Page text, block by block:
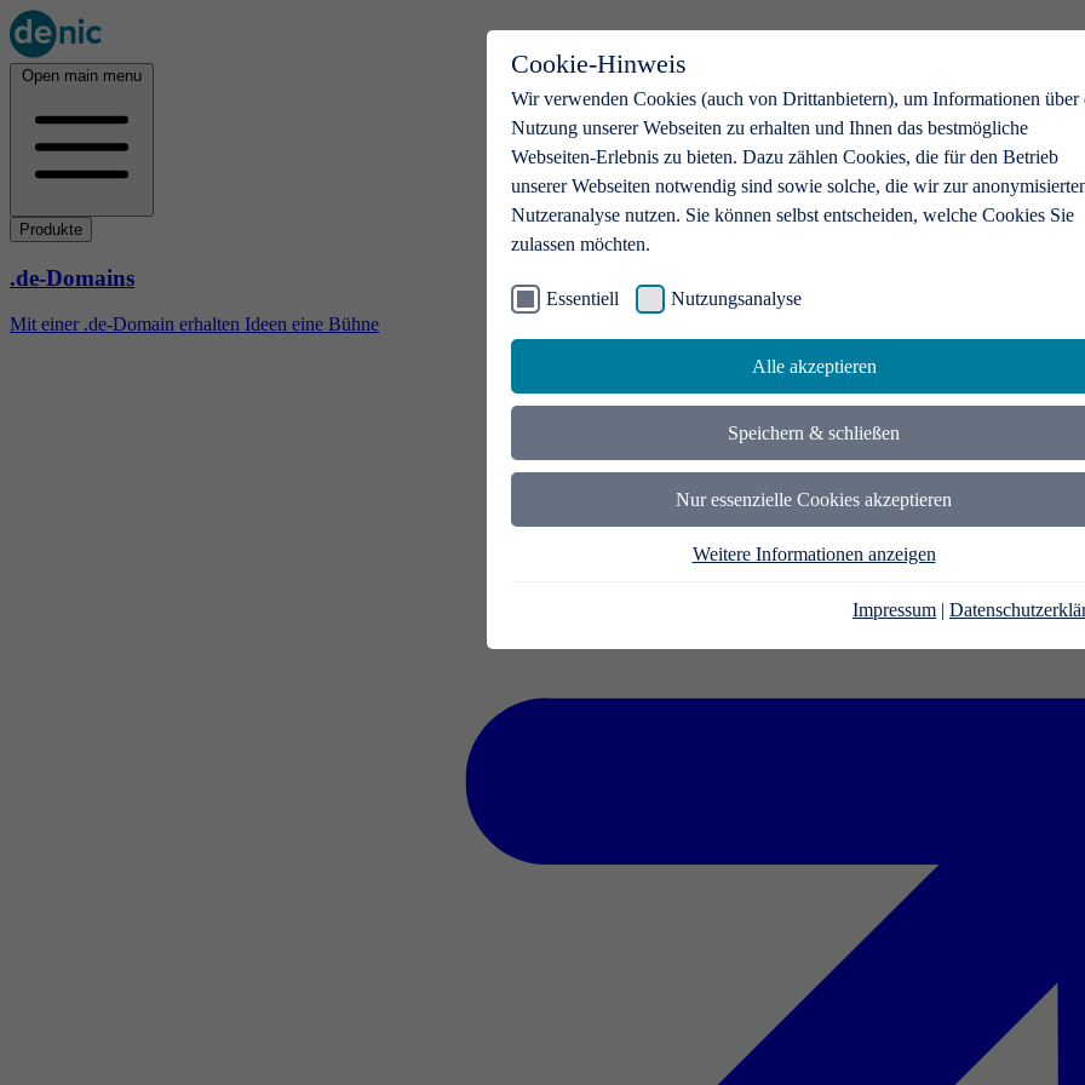
Cookie-Hinweis
Wir verwenden Cookies (auch von Drittanbietern), um Informationen über
Nutzung unserer Webseiten zu erhalten und Ihnen das bestmögliche
Webseiten-Erlebnis zu bieten. Dazu zählen Cookies, die für den Betrieb
unserer Webseiten notwendig sind sowie solche, die wir zur
Nutzeranalyse nutzen. Sie können selbst entscheiden, welche Cookies Sie
zulassen möchten.
Essentiell Nutzungsanalyse
Alle akzeptieren
Speichern & schließen
Nur essenzielle Cookies akzeptieren
Weitere Informationen anzeigen
Impressum |
Open main menu
Produkte
.de-Domains
Mit einer .de-Domain erhalten Ideen eine Bühne